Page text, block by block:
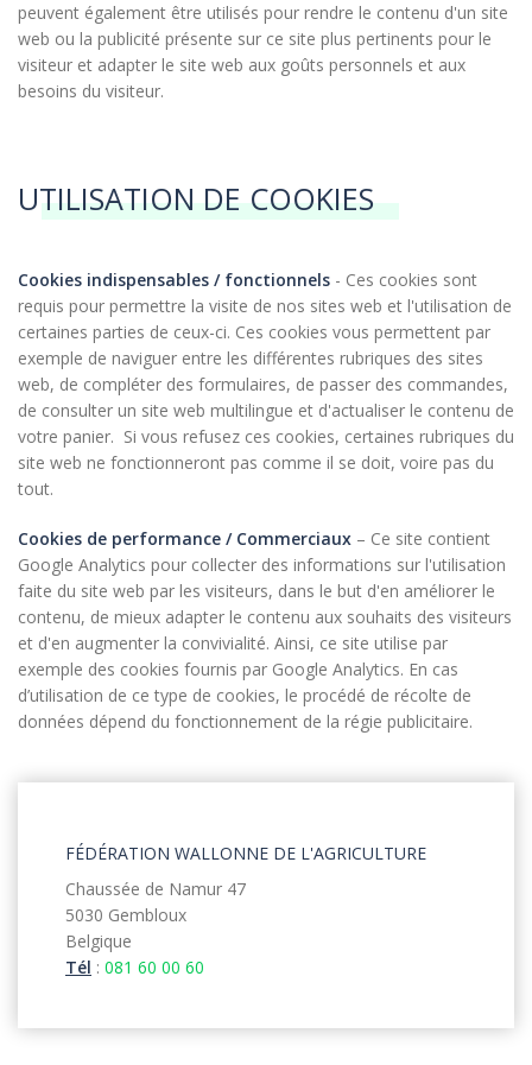
peuvent également être utilisés pour rendre le contenu d'un site
web ou la publicité présente sur ce site plus pertinents pour le
visiteur et adapter le site web aux goûts personnels et aux
besoins du visiteur.
UTILISATION DE COOKIES
Cookies indispensables / fonctionnels - Ces cookies sont
requis pour permettre la visite de nos sites web et l'utilisation de
certaines parties de ceux-ci. Ces cookies vous permettent par
exemple de naviguer entre les différentes rubriques des sites
web, de compléter des formulaires, de passer des commandes,
de consulter un site web multilingue et d'actualiser le contenu de
votre panier. Si vous refusez ces cookies, certaines rubriques du
site web ne fonctionneront pas comme il se doit, voire pas du
tout.
Cookies de performance / Commerciaux – Ce site contient
Google Analytics pour collecter des informations sur l'utilisation
faite du site web par les visiteurs, dans le but d'en améliorer le
contenu, de mieux adapter le contenu aux souhaits des visiteurs
et d'en augmenter la convivialité. Ainsi, ce site utilise par
exemple des cookies fournis par Google Analytics. En cas
d’utilisation de ce type de cookies, le procédé de récolte de
données dépend du fonctionnement de la régie publicitaire.
FÉDÉRATION WALLONNE DE L'AGRICULTURE
Chaussée de Namur 47
5030 Gembloux
Belgique
Tél : 081 60 00 60